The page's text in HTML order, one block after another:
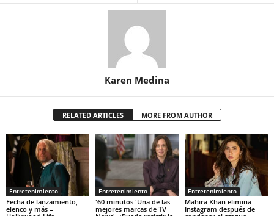
Karen Medina
RELATED ARTICLES MORE FROM AUTHOR
Entretenimiento
Fecha de lanzamiento,
elenco y más –
Entretenimiento
'60 minutos 'Una de las
mejores marcas de TV
Entretenimiento
Mahira Khan elimina
Instagram después de